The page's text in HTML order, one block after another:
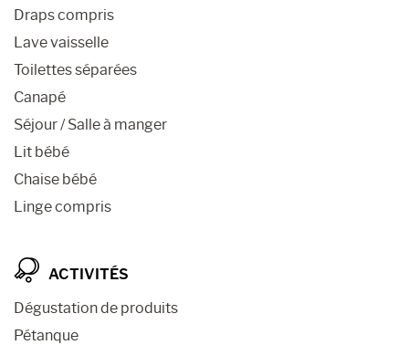
Draps compris
Lave vaisselle
Toilettes séparées
Canapé
Séjour / Salle à manger
Lit bébé
Chaise bébé
Linge compris
ACTIVITÉS
Dégustation de produits
Pétanque